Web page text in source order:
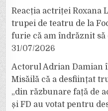
Reacția actriței Roxana
trupei de teatru de la
furie că am îndrăznit să
31/07/2026
Actorul Adrian Damian
Misăilă că a desființat
„din răzbunare față de
și FD au votat pentru